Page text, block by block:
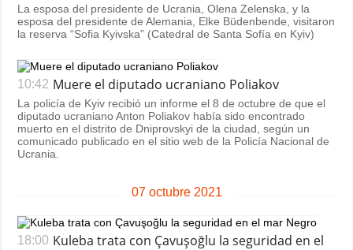
La esposa del presidente de Ucrania, Olena Zelenska, y la
esposa del presidente de Alemania, Elke Büdenbende, visitaron
la reserva “Sofia Kyivska” (Catedral de Santa Sofía en Kyiv)
10:42 Muere el diputado ucraniano Poliakov
La policía de Kyiv recibió un informe el 8 de octubre de que el
diputado ucraniano Anton Poliakov había sido encontrado
muerto en el distrito de Dniprovskyi de la ciudad, según un
comunicado publicado en el sitio web de la Policía Nacional de
Ucrania.
07 octubre 2021
18:00 Kuleba trata con Çavuşoğlu la seguridad en el